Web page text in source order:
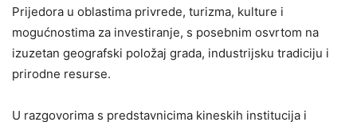
Prijedora u oblastima privrede, turizma, kulture i
mogućnostima za investiranje, s posebnim osvrtom na
izuzetan geografski položaj grada, industrijsku tradiciju i
prirodne resurse.
U razgovorima s predstavnicima kineskih institucija i